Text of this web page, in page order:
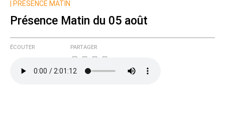
PRÉSENCE MATIN
Présence Matin du 05 août
ÉCOUTER PARTAGER